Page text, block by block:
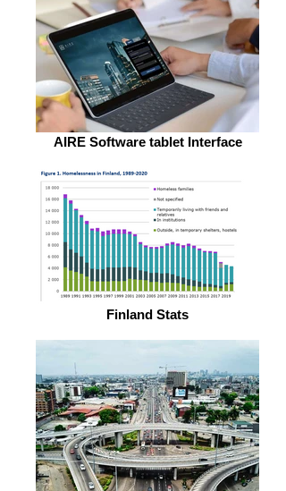
AIRE Software tablet Interface
Finland Stats